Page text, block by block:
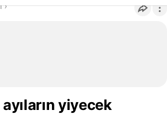
›
yiyecek